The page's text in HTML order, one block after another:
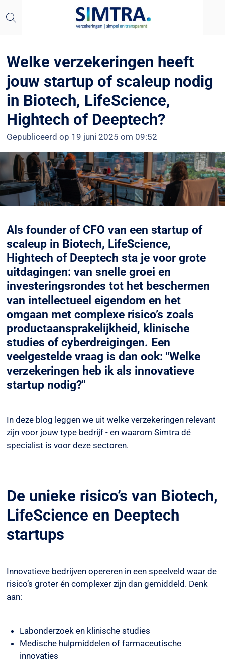
Ga
direct
hoofdinhoud
Welke verzekeringen heeft
jouw startup of scaleup nodig
in Biotech, LifeScience,
Hightech of Deeptech?
Gepubliceerd op 19 juni 2025 om 09:52
Als founder of CFO van een startup of
scaleup in Biotech, LifeScience,
Hightech of Deeptech sta je voor grote
uitdagingen: van snelle groei en
investeringsrondes tot het beschermen
van intellectueel eigendom en het
omgaan met complexe risico’s zoals
productaansprakelijkheid, klinische
studies of cyberdreigingen. Een
veelgestelde vraag is dan ook: "Welke
verzekeringen heb ik als innovatieve
startup nodig?"
In deze blog leggen we uit welke verzekeringen relevant
zijn voor jouw type bedrijf - en waarom Simtra dé
specialist is voor deze sectoren.
De unieke risico’s van Biotech,
LifeScience en Deeptech
startups
Innovatieve bedrijven opereren in een speelveld waar de
risico’s groter én complexer zijn dan gemiddeld. Denk
aan:
Labonderzoek en klinische studies
Medische hulpmiddelen of farmaceutische
innovaties